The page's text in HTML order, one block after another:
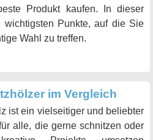
Produkt kaufen. In dieser
Punkte, auf die Sie
Wahl zu treffen.
im Vergleich
ist ein vielseitiger und beliebter
alle, die gerne schnitzen oder